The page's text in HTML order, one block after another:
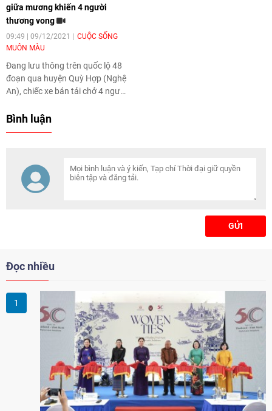
giữa mương khiến 4 người
thương vong
09:49 | 09/12/2021
CUỘC SỐNG
MUÔN MÀU
Đang lưu thông trên quốc lộ 48
đoạn qua huyện Quỳ Hợp (Nghệ
An), chiếc xe bán tải chở 4 người
bên đường, hậu quả 2 người
Bình luận
GỬI
Đọc nhiều